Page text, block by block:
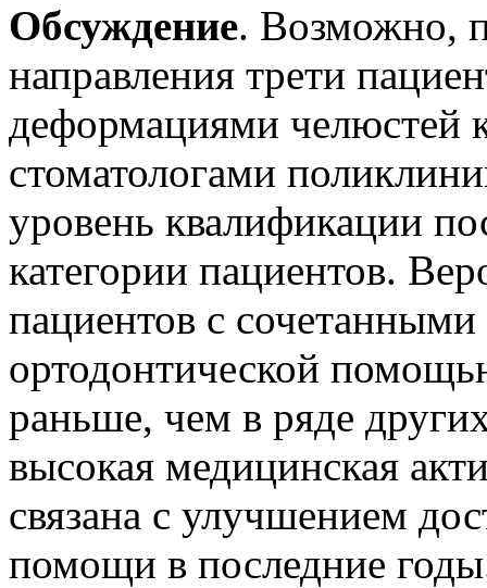
Обсуждение. Возможно,
направления трети
деформациями челюстей
стоматологами
уровень квалификации
категории пациентов.
пациентов с
ортодонтической
раньше, чем в ряде
высокая медицинская
связана с улучшением
помощи в последние